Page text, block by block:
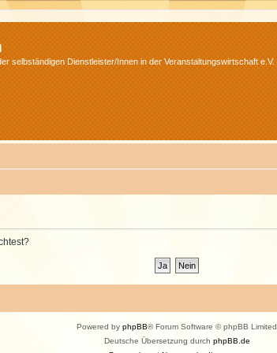
selbständigen Dienstleister/Innen in der Veranstaltungswirtschaft e.V.
Powered by phpBB® Forum Software © phpBB Limited
Deutsche Übersetzung durch phpBB.de